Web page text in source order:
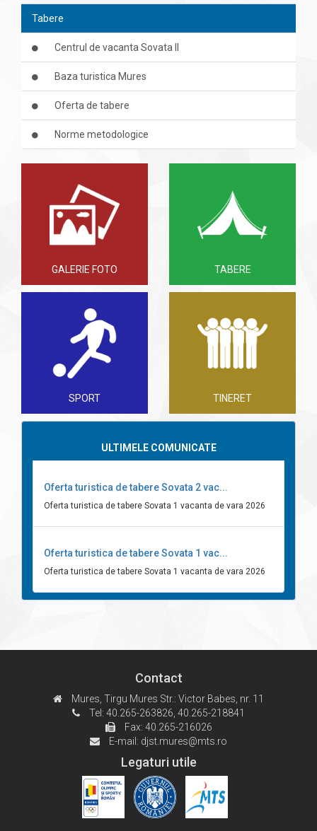
Tabere
Centrul de vacanta Sovata II
Baza turistica Mures
Oferta de tabere
Norme metodologice
GALERIE FOTO TABERE
SPORT TINERET
ULTIMELE COMUNICATE
Oferta turistica de tabere Sovata 2 vac...
Oferta turistica de tabere Sovata 1 vacanta de vara 2026
Oferta turistica de tabere Sovata 1 vac...
Oferta turistica de tabere Sovata 1 vacanta de vara 2026
Contact
Mures, Tirgu Mures Str.: Victor Babes, nr. 11
Tel: 40.265-263826, 40.265-218841
Fax: 40.265-216026
E-mail: djst.mures@mts.ro
Legaturi utile